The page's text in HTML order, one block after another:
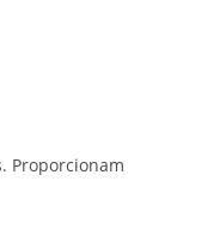
Proporcionam